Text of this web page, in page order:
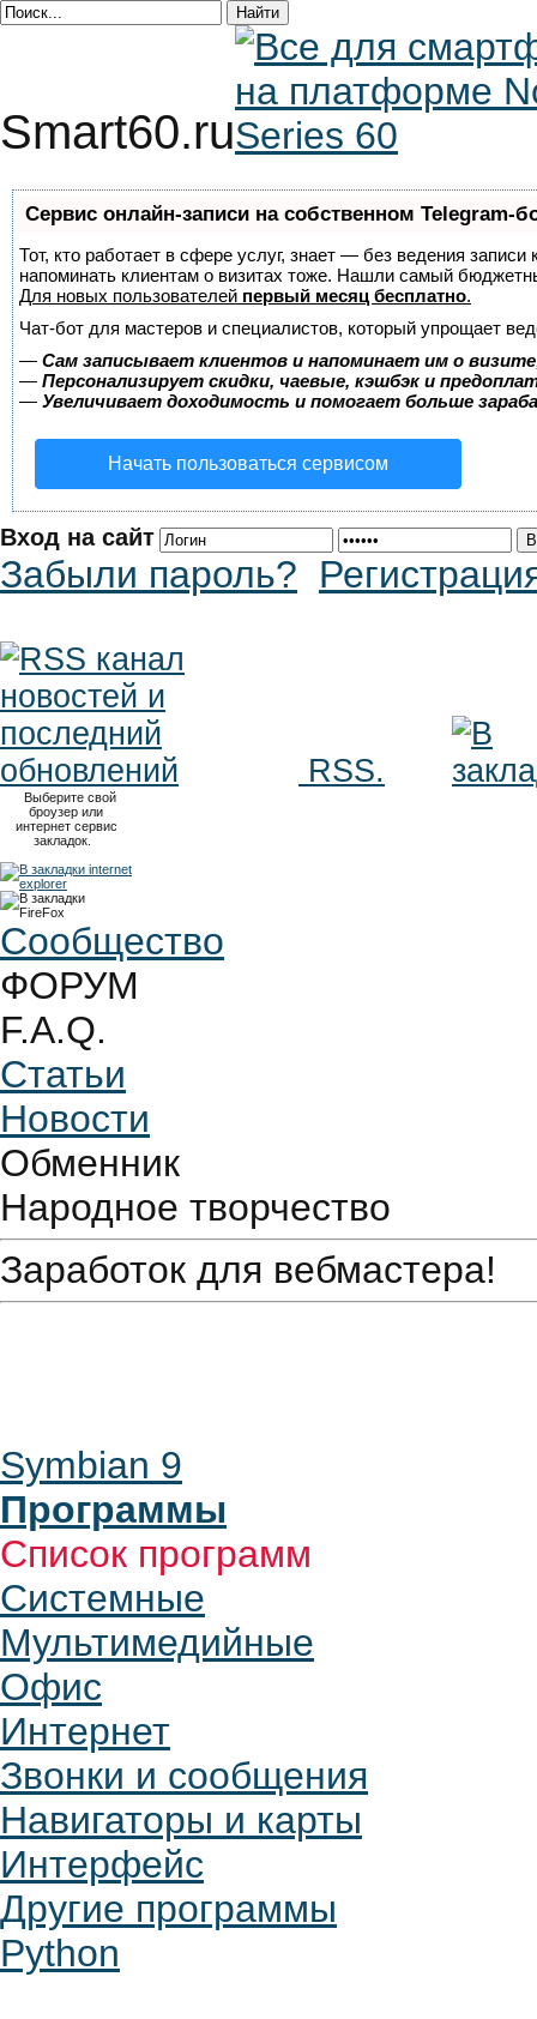
Smart60.ru
Сервис онлайн-записи на собственном Telegram-
Тот, кто работает в сфере услуг, знает — без ведения
напоминать клиентам о визитах тоже. Нашли самый
Для новых пользователей первый месяц бесплатно.
Чат-бот для мастеров и специалистов, который упрощает
— Сам записывает клиентов и напоминает им о
— Персонализирует скидки, чаевые, кэшбэк и
— Увеличивает доходимость и помогает больше
Начать пользоваться сервисом
Вход на сайт
Забыли пароль?
RSS.
Выберите свой
броузер или
интернет сервис
закладок.
Сообщество
ФОРУМ
F.A.Q.
Статьи
Новости
Обменник
Народное творчество
Заработок для вебмастера!
Symbian 9
Программы
Список программ
Системные
Мультимедийные
Офис
Интернет
Звонки и сообщения
Навигаторы и карты
Интерфейс
Другие программы
Python